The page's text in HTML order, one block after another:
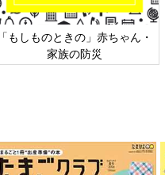
「もしものときの」赤ちゃん・
家族の防災